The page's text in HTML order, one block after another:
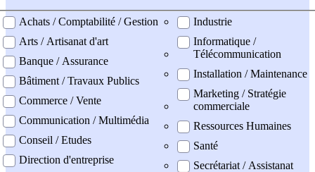
professionel
Achats / Comptabilité / Gestion
Arts / Artisanat d'art
Banque / Assurance
Bâtiment / Travaux Publics
Commerce / Vente
Communication / Multimédia
Conseil / Etudes
Direction d'entreprise
Industrie
Informatique /
Télécommunication
Installation / Maintenance
Marketing / Stratégie
commerciale
Ressources Humaines
Santé
Secrétariat / Assistanat